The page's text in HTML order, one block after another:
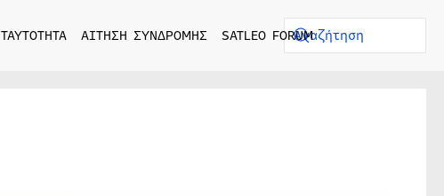
ΤΑΥΤΟΤΗΤΑ ΑΙΤΗΣΗ ΣΥΝΔΡΟΜΗΣ SATLEO FORUM